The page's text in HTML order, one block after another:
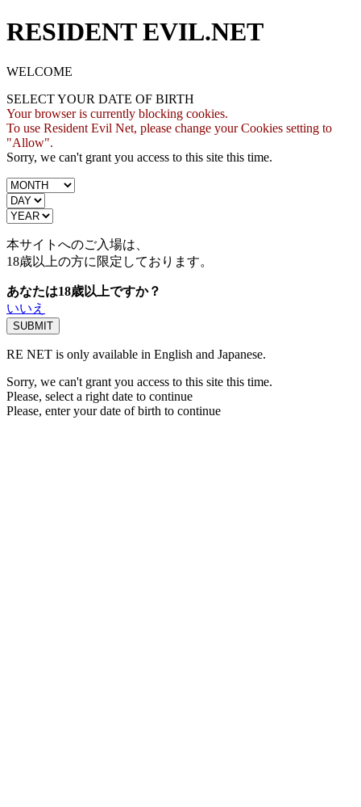
RESIDENT EVIL.NET
WELCOME
SELECT YOUR DATE OF BIRTH
Your browser is currently blocking cookies.
To use Resident Evil Net, please change your Cookies setting to
"Allow".
Sorry, we can't grant you access to this site this time.
本サイトへのご入場は、
18歳以上の方に限定しております。
あなたは18歳以上ですか？
いいえ
RE NET is only available in English and Japanese.
Sorry, we can't grant you access to this site this time.
Please, select a right date to continue
Please, enter your date of birth to continue